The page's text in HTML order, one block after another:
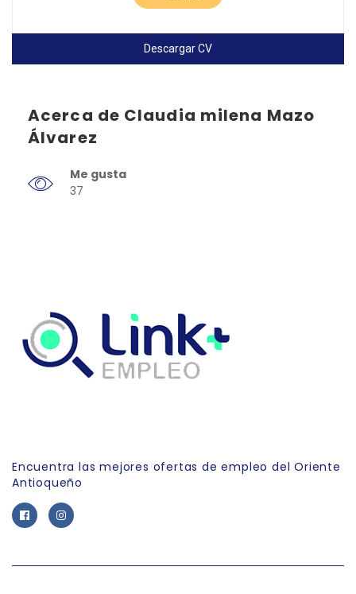
Descargar CV
Acerca de Claudia milena Mazo
Álvarez
Me gusta
37
Encuentra las mejores ofertas de empleo del Oriente
Antioqueño